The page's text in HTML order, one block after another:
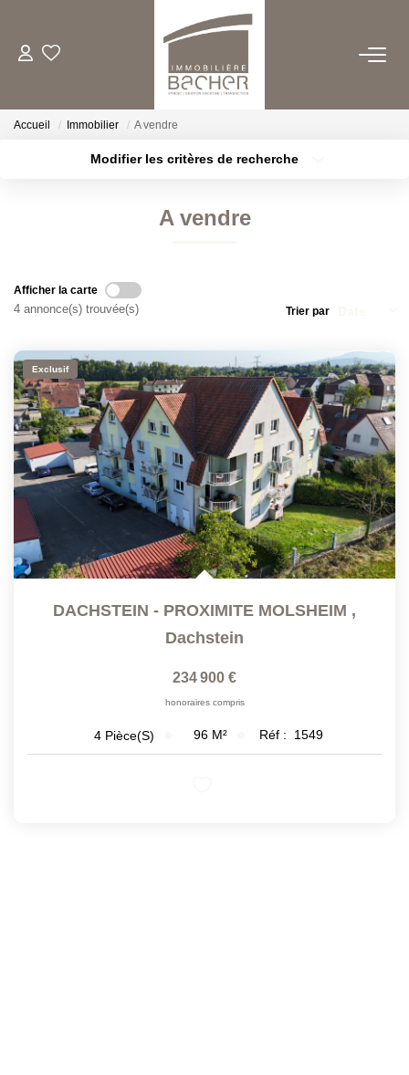
ACHETER
QUI SOMMES NOUS
CONTACT
Accueil Immobilier A vendre
Modifier les critères de recherche
A vendre
Afficher la carte
4 annonce(s) trouvée(s) Trier par
Exclusif
DACHSTEIN - PROXIMITE MOLSHEIM ,
Dachstein
234 900 €
honoraires compris
4 Pièce(s) 96 M² Réf : 1549